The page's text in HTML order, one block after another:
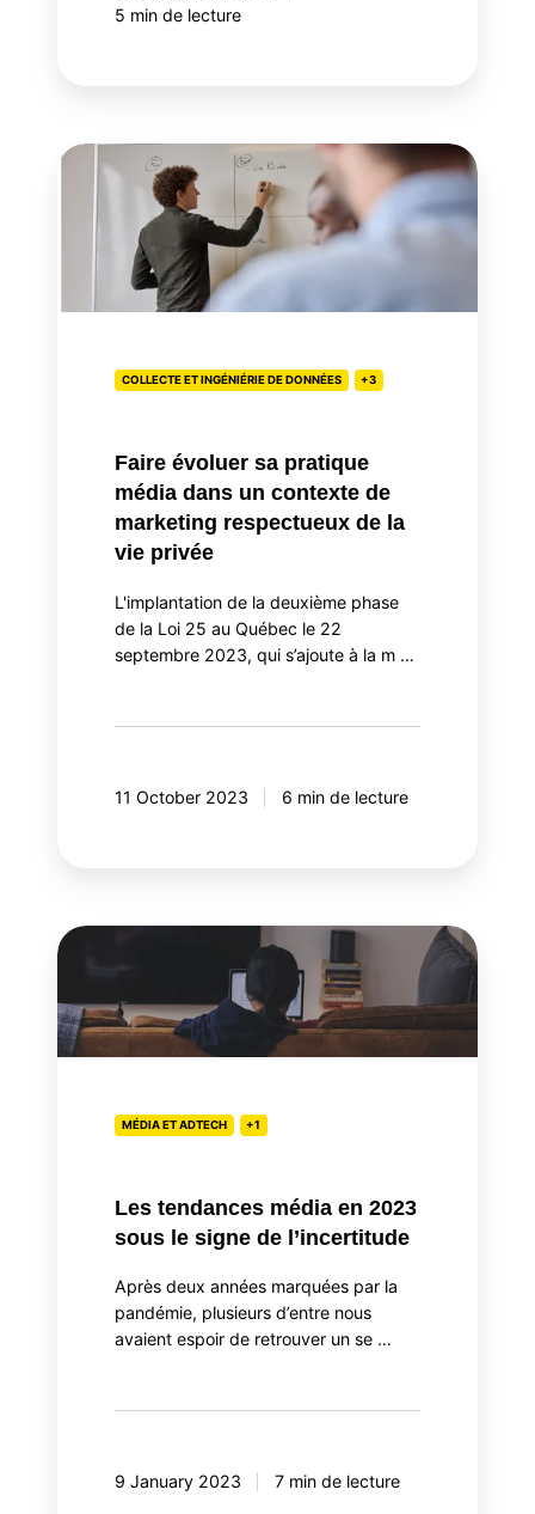
5 min de lecture
Faire
évoluer
dans
contexte
respectueux
COLLECTE ET INGÉNIÉRIE DE DONNÉES +3
Faire évoluer sa pratique
média dans un contexte de
marketing respectueux de la
vie privée
L'implantation de la deuxième phase
de la Loi 25 au Québec le 22
septembre 2023, qui s’ajoute à la m …
11 October 2023 6 min de lecture
Les
média
en
2023
l’incertitude
MÉDIA ET ADTECH +1
Les tendances média en 2023
sous le signe de l’incertitude
Après deux années marquées par la
pandémie, plusieurs d’entre nous
avaient espoir de retrouver un se …
9 January 2023 7 min de lecture